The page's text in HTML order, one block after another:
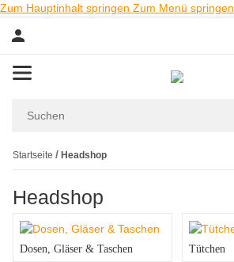
Zum Hauptinhalt springen Zum Menü springen
Startseite Headshop
Headshop
Dosen, Gläser & Taschen Tütchen